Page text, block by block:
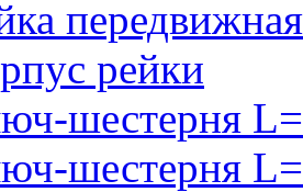
передвижная
рейки
шестерня
шестерня